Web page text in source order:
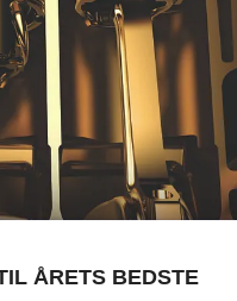
ÅRETS BEDSTE